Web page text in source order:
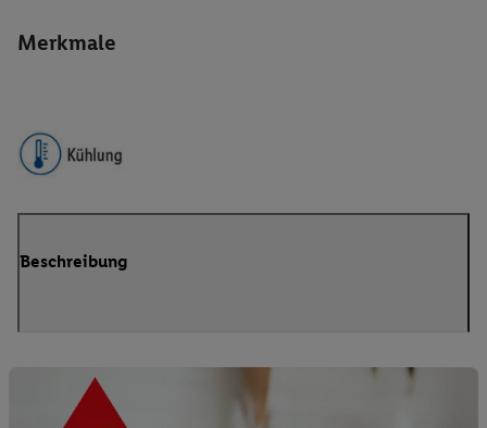
Merkmale
Beschreibung